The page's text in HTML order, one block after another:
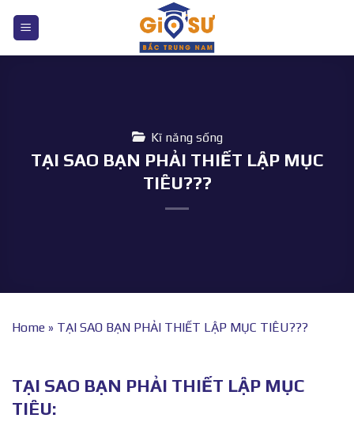
nội
Kĩ năng sống
TẠI SAO BẠN PHẢI THIẾT LẬP MỤC
TIÊU???
Home » TẠI SAO BẠN PHẢI THIẾT LẬP MỤC TIÊU???
TẠI SAO BẠN PHẢI THIẾT LẬP MỤC
TIÊU: